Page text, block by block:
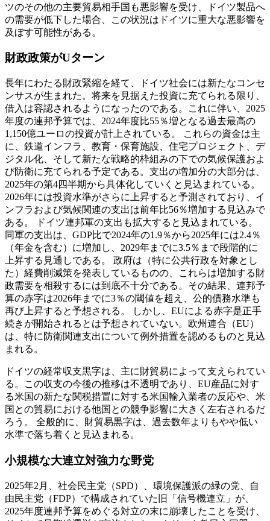
ツのその他の主要貿易相手国も悪影響を受け、ドイツ製品へ
の需要が低下した場合、この状況はドイツに重大な悪影響を
及ぼす可能性がある。
財政政策がUターン
長年にわたる財政緊縮を経て、ドイツ社会には新たなコンセ
ンサスが生まれた。将来を見据えた投資に充てられる限り、
借入は容認されるようになったのである。これに伴い、2025
年度の連邦予算では、2024年度比55％増となる過去最高の
1,150億ユーロの投資が計上されている。 これらの資金は主
に、鉄道インフラ、教育・保育施設、住宅プロジェクト、デ
ジタル化、そして新たな戦略的枠組みの下での気候保護およ
び防衛に充てられる予定である。支出の増加分の大部分は、
2025年の第4四半期から具体化していくと見込まれている。
2026年には投資水準がさらに上昇すると予測されており、イ
ンフラおよび気候関連の支出は前年比56％増加する見込みで
ある。 ドイツ連邦軍の支出も拡大すると見込まれている。
同軍の支出は、GDP比で2024年の1.9％から2025年には2.4％
（年金を含む）に増加し、2029年までに3.5％まで段階的に
上昇する見通しである。 政府は（特に公共行政を対象とし
た）経費削減策を発表しているものの、これらは増加する財
政需要を相殺するには到底不十分である。その結果、連邦予
算の赤字は2026年までに3％の閾値を超え、公的債務水準も
再び上昇すると予想される。 しかし、EUによる赤字是正手
続きが開始されるとは予想されていない。欧州連合（EU）
は、特に防衛関連支出について例外措置を認めるものと見込
まれる。
ドイツの経常収支黒字は、主に財貿易によって支えられてい
る。この収支の今後の推移は不透明であり、EU産品に対す
る米国の新たな関税措置に対する米国輸入業者の反応や、米
国との貿易における他国との競争影響に大きく左右されるだ
ろう。 全般的に、財貿易黒字は、過去数年よりもやや低い
水準で落ち着くと見込まれる。
小規模な大連立対強力な野党
2025年2月、社会民主党（SPD）、環境保護派の緑の党、自
由民主党（FDP）で構成されていた旧「信号機連立」が、
2025年度連邦予算をめぐる対立の末に崩壊したことを受け、